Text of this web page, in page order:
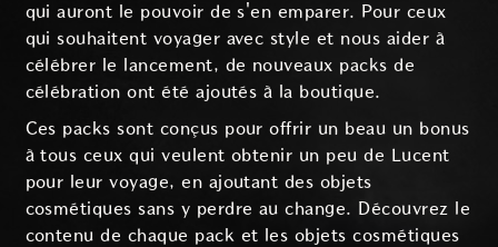
qui auront le pouvoir de s'en emparer. Pour ceux
qui souhaitent voyager avec style et nous aider à
célébrer le lancement, de nouveaux packs de
célébration ont été ajoutés à la boutique.
Ces packs sont conçus pour offrir un beau un bonus
à tous ceux qui veulent obtenir un peu de Lucent
pour leur voyage, en ajoutant des objets
cosmétiques sans y perdre au change. Découvrez le
contenu de chaque pack et les objets cosmétiques